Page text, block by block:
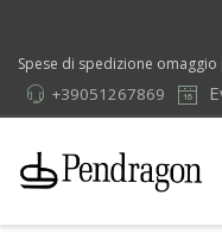
Spese di spedizione
+39051267869